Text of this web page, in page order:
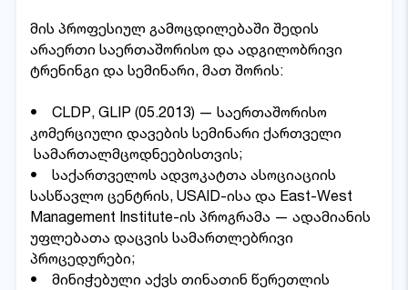
მის პროფესიულ გამოცდილებაში შედის
არაერთი საერთაშორისო და ადგილობრივი
ტრენინგი და სემინარი, მათ შორის:
• CLDP, GLIP (05.2013) — საერთაშორისო
კომერციული დავების სემინარი ქართველი
სამართალმცოდნეებისთვის;
• საქართველოს ადვოკატთა ასოციაციის
სასწავლო ცენტრის, USAID-ისა და East-West
Management Institute-ის პროგრამა — ადამიანის
უფლებათა დაცვის სამართლებრივი
პროცედურები;
• მინიჭებული აქვს თინათინ წერეთლის